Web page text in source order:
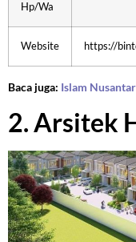
Hp/Wa
Website https://
Baca juga: Islam
2. Arsitek